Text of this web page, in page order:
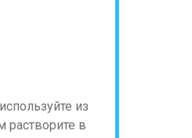
из
растворите в